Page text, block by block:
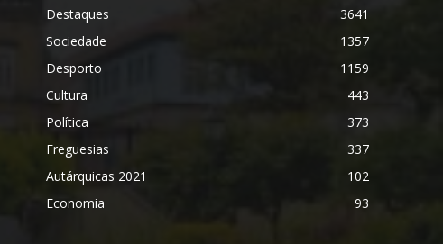
Destaques
3641
Sociedade
1357
Desporto
1159
Cultura
443
Política
373
Freguesias
337
Autárquicas 2021
102
Economia
93